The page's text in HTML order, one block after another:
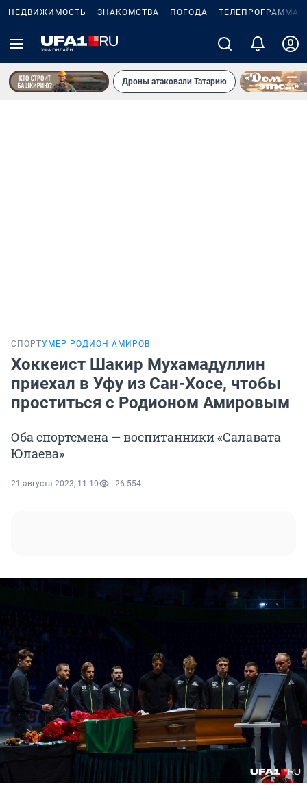
НЕДВИЖИМОСТЬ ЗНАКОМСТВА ПОГОДА ТЕЛЕПРОГРАММА
Дроны атаковали Татарию
СПОРТУМЕР РОДИОН АМИРОВ
Хоккеист Шакир Мухамадуллин
приехал в Уфу из Сан-Хосе, чтобы
проститься с Родионом Амировым
Оба спортсмена — воспитанники «Салавата
Юлаева»
21 августа 2023, 11:10 26 554